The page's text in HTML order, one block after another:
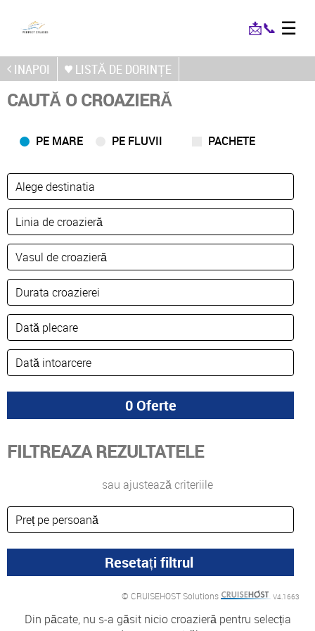
📩📞 ☰
INAPOI LISTĂ DE DORINȚE
CAUTĂ O CROAZIERĂ
PE MARE PE FLUVII PACHETE
FILTREAZA REZULTATELE
sau ajustează criteriile
© CRUISEHOST Solutions V4.1663
Din păcate, nu s-a găsit nicio croazieră pentru selecția